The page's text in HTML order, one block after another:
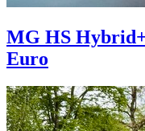
MG HS
Euro